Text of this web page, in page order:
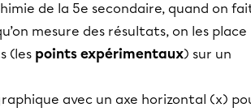
de la 5e secondaire, quand on
mesure des résultats, on les place
(les points expérimentaux) sur un
avec un axe horizontal (x)